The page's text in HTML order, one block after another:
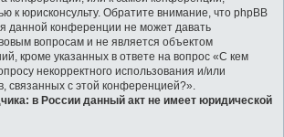
к юрисконсульту. Обратите внимание, что phpBB
данной конференции не может давать
вопросам и не является объектом
кроме указанных в ответе на вопрос «С кем
некорректного использования и/или
связанных с этой конференцией?».
в России данный акт не имеет юридической